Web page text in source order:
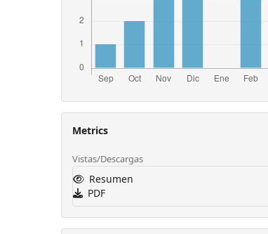
Metrics
Vistas/Descargas
Resumen
PDF